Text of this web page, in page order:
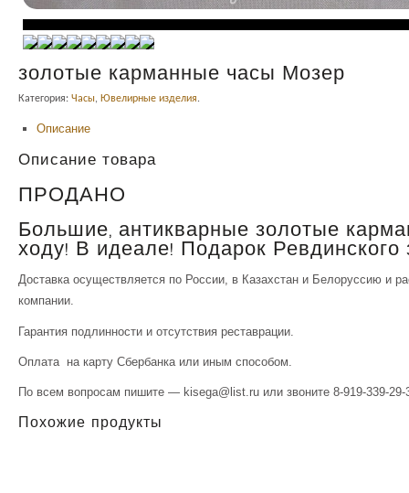
золотые карманные часы Мозер
Категория: Часы, Ювелирные изделия.
Описание
Описание товара
ПРОДАНО
Большие, антикварные золотые
ходу! В идеале! Подарок Ревдинского
Доставка осуществляется по России, в Казахстан и Белоруссию и
компании.
Гарантия подлинности и отсутствия реставрации.
Оплата на карту Сбербанка или иным способом.
По всем вопросам пишите — kisega@list.ru или звоните 8-919-339-29-
Похожие продукты